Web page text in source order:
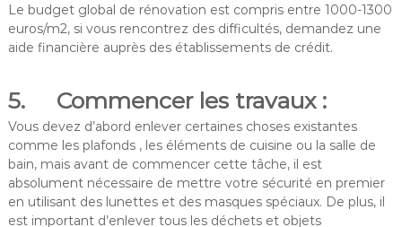
Le budget global de rénovation est compris entre 1000-1300
euros/m2, si vous rencontrez des difficultés, demandez une
aide financière auprès des établissements de crédit.
5. Commencer les travaux :
Vous devez d’abord enlever certaines choses existantes
comme les plafonds , les éléments de cuisine ou la salle de
bain, mais avant de commencer cette tâche, il est
absolument nécessaire de mettre votre sécurité en premier
en utilisant des lunettes et des masques spéciaux. De plus, il
est important d’enlever tous les déchets et objets